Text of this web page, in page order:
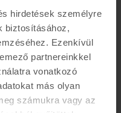
hirdetések személyre
biztosításához,
Ezenkívül
partnereinkkel
vonatkozó
más olyan
számukra vagy az
17 / B
- 19:00
(ÚJ)